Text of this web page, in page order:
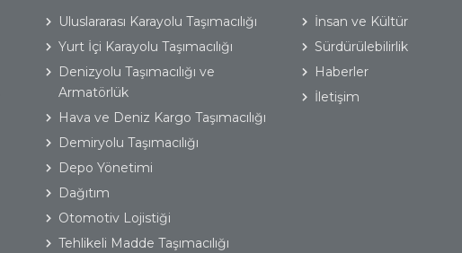
Uluslararası Karayolu Taşımacılığı
Yurt İçi Karayolu Taşımacılığı
Denizyolu Taşımacılığı ve
Armatörlük
Hava ve Deniz Kargo Taşımacılığı
Demiryolu Taşımacılığı
Depo Yönetimi
Dağıtım
Otomotiv Lojistiği
Tehlikeli Madde Taşımacılığı
İnsan ve Kültür
Sürdürülebilirlik
Haberler
İletişim